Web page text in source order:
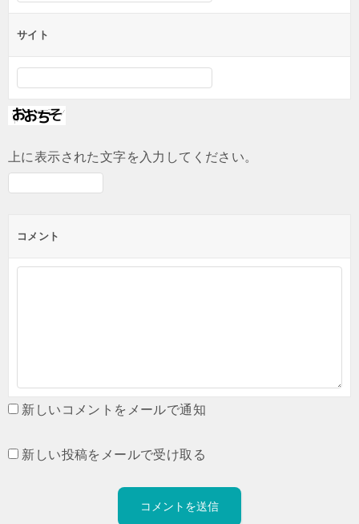
サイト
上に表示された文字を入力してください。
コメント
新しいコメントをメールで通知
新しい投稿をメールで受け取る